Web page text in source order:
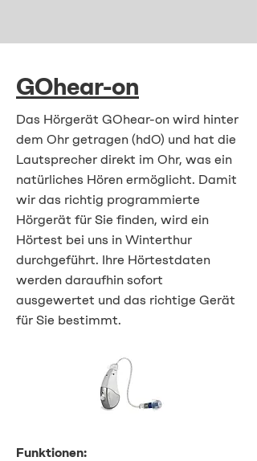
GOhear-on
Das Hörgerät GOhear-on wird hinter
dem Ohr getragen (hdO) und hat die
Lautsprecher direkt im Ohr, was ein
natürliches Hören ermöglicht. Damit
wir das richtig programmierte
Hörgerät für Sie finden, wird ein
Hörtest bei uns in Winterthur
durchgeführt. Ihre Hörtestdaten
werden daraufhin sofort
ausgewertet und das richtige Gerät
für Sie bestimmt.
Funktionen: